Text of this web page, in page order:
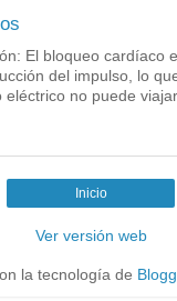
El bloqueo cardíaco
del impulso, lo
eléctrico no puede viajar
Inicio
Ver versión web
la tecnología de